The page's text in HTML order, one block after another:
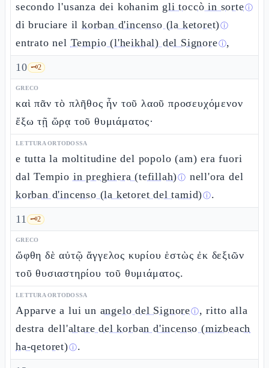
secondo l'usanza dei kohanim gli toccò in sorteⓘ
di bruciare ilkorban d'incenso (la ketoret)ⓘ
entrato nel Tempio (l'heikhal) del Signoreⓘ,
10 🗝️2
GRECO
καὶ πᾶν τὸ πλῆθος ἦν τοῦ λαοῦ προσευχόμενον
ἔξω τῇ ὥρᾳ τοῦ θυμιάματος·
LETTURA ORTODOSSA
e tutta la moltitudine del popolo (am) era fuori
dal Tempio in preghiera (tefillah)ⓘ nell'ora del
korban d'incenso (la ketoret del tamid)ⓘ.
11 🗝️2
GRECO
ὤφθη δὲ αὐτῷ ἄγγελος κυρίου ἑστὼς ἐκ δεξιῶν
τοῦ θυσιαστηρίου τοῦ θυμιάματος.
LETTURA ORTODOSSA
Apparve a lui un angelo del Signoreⓘ, ritto alla
destra dell'altare del korban d'incenso (mizbeach
ha-qetoret)ⓘ.